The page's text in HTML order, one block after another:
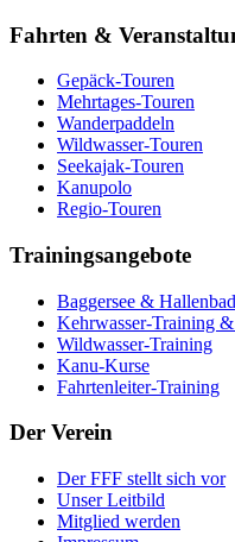
Fahrten &
Gepäck-Touren
Mehrtages-Touren
Wanderpaddeln
Wildwasser-Touren
Seekajak-Touren
Kanupolo
Regio-Touren
Trainingsangebote
Baggersee & Hallenbad
Kehrwasser-Training
Wildwasser-Training
Kanu-Kurse
Fahrtenleiter-Training
Der Verein
Der FFF stellt sich vor
Unser Leitbild
Mitglied werden